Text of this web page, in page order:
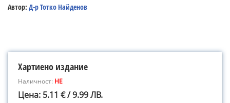
Автор: Д-р Тотко Найденов
Хартиено издание
Наличност: НЕ
Цена: 5.11 € / 9.99 ЛВ.